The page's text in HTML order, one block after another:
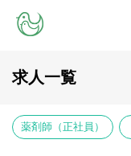
求人一覧
薬剤師（正社員）